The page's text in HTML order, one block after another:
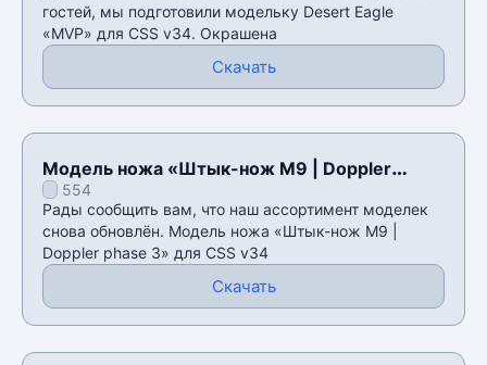
гостей, мы подготовили модельку Desert Eagle
«MVP» для CSS v34. Окрашена
Скачать
Модель ножа «Штык-нож M9 | Doppler
phase 3» для CSS v34
554
Рады сообщить вам, что наш ассортимент моделек
снова обновлён. Модель ножа «Штык-нож M9 |
Doppler phase 3» для CSS v34
Скачать